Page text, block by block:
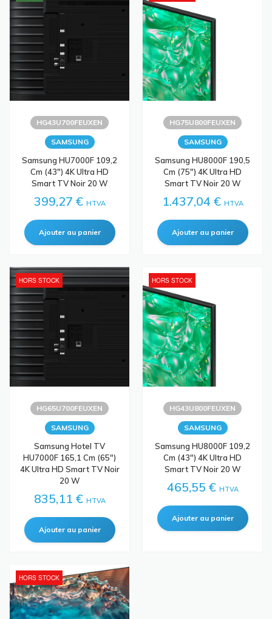
HG43U700FEUXEN
SAMSUNG
Samsung HU7000F 109,2
Cm (43") 4K Ultra HD
Smart TV Noir 20 W
399,27 € HTVA
HG75U800FEUXEN
SAMSUNG
Samsung HU8000F 190,5
Cm (75") 4K Ultra HD
Smart TV Noir 20 W
1.437,04 € HTVA
HORS STOCK
HG65U700FEUXEN
SAMSUNG
Samsung Hotel TV
HU7000F 165,1 Cm (65")
4K Ultra HD Smart TV Noir
20 W
835,11 € HTVA
HORS STOCK
HG43U800FEUXEN
SAMSUNG
Samsung HU8000F 109,2
Cm (43") 4K Ultra HD
Smart TV Noir 20 W
465,55 € HTVA
HORS STOCK